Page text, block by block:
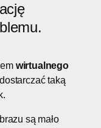
wirtualnego
taką
są mało